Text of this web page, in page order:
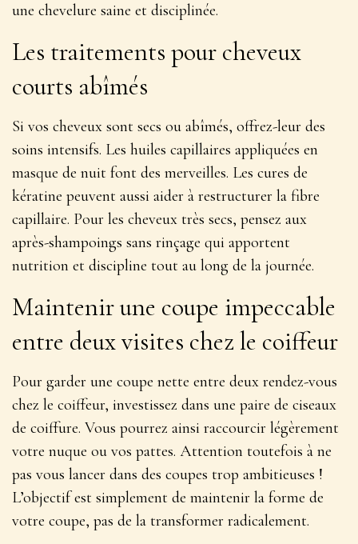
une chevelure saine et disciplinée.
Les traitements pour cheveux
courts abîmés
Si vos cheveux sont secs ou abîmés, offrez-leur des
soins intensifs. Les huiles capillaires appliquées en
masque de nuit font des merveilles. Les cures de
kératine peuvent aussi aider à restructurer la fibre
capillaire. Pour les cheveux très secs, pensez aux
après-shampoings sans rinçage qui apportent
nutrition et discipline tout au long de la journée.
Maintenir une coupe impeccable
entre deux visites chez le coiffeur
Pour garder une coupe nette entre deux rendez-vous
chez le coiffeur, investissez dans une paire de ciseaux
de coiffure. Vous pourrez ainsi raccourcir légèrement
votre nuque ou vos pattes. Attention toutefois à ne
pas vous lancer dans des coupes trop ambitieuses !
L’objectif est simplement de maintenir la forme de
votre coupe, pas de la transformer radicalement.